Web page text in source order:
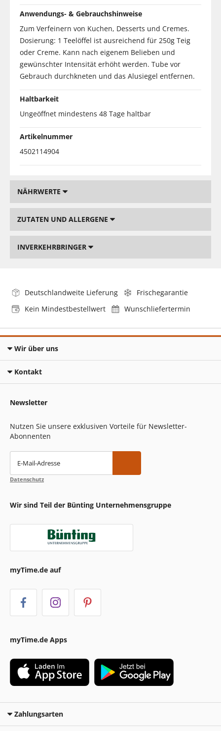
Anwendungs- & Gebrauchshinweise
Zum Verfeinern von Kuchen, Desserts und Cremes.
Dosierung: 1 Teelöffel ist ausreichend für 250g Teig
oder Creme. Kann nach eigenem Belieben und
gewünschter Intensität erhöht werden. Tube vor
Gebrauch durchkneten und das Alusiegel entfernen.
Haltbarkeit
Ungeöffnet mindestens 48 Tage haltbar
Artikelnummer
4502114904
NÄHRWERTE
ZUTATEN UND ALLERGENE
INVERKEHRBRINGER
Deutschlandweite Lieferung
Frischegarantie
Kein Mindestbestellwert
Wunschliefertermin
Wir über uns
Kontakt
Newsletter
Nutzen Sie unsere exklusiven Vorteile für Newsletter-
Abonnenten
E-Mail-Adresse
Datenschutz
Wir sind Teil der Bünting Unternehmensgruppe
myTime.de auf
myTime.de Apps
Zahlungsarten